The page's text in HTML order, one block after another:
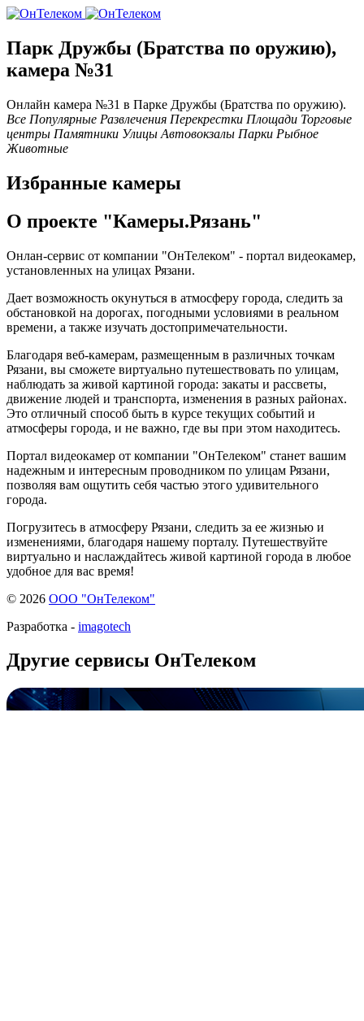
Парк Дружбы (Братства по оружию),
камера №31
Онлайн камера №31 в Паркe Дружбы (Братства по оружию).
Все Популярные Развлечения Перекрестки Площади Торговые
центры Памятники Улицы Автовокзалы Парки Рыбное
Животные
Избранные камеры
О проекте "Камеры.Рязань"
Онлан-сервис от компании "ОнТелеком" - портал видеокамер,
установленных на улицах Рязани.
Дает возможность окунуться в атмосферу города, следить за
обстановкой на дорогах, погодными условиями в реальном
времени, а также изучать достопримечательности.
Благодаря веб-камерам, размещенным в различных точкам
Рязани, вы сможете виртуально путешествовать по улицам,
наблюдать за живой картиной города: закаты и рассветы,
движение людей и транспорта, изменения в разных районах.
Это отличный способ быть в курсе текущих событий и
атмосферы города, и не важно, где вы при этом находитесь.
Портал видеокамер от компании "ОнТелеком" станет вашим
надежным и интересным проводником по улицам Рязани,
позволяя вам ощутить себя частью этого удивительного
города.
Погрузитесь в атмосферу Рязани, следить за ее жизнью и
изменениями, благодаря нашему порталу. Путешествуйте
виртуально и наслаждайтесь живой картиной города в любое
удобное для вас время!
© 2026 ООО "ОнТелеком"
Разработка - imagotech
Другие сервисы ОнТелеком